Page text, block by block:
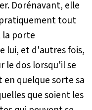
Dorénavant, elle
tout
la porte
lui, et d'autres fois,
le dos lorsqu'il se
en quelque sorte sa
que soient les